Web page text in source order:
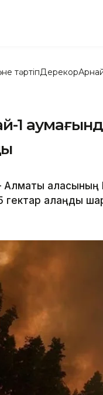
тәртіпДерекқор
1
Алматы
гектар алаңды